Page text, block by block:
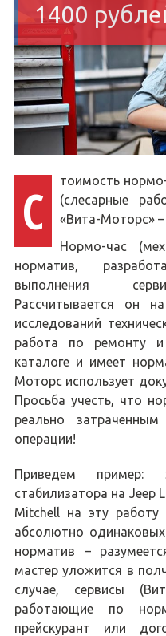
1400
С
тоимость
(слесарные
«Вита-Моторс» –
Нормо-час
норматив,
выполнения
Рассчитывается он
исследований
работа по ремонту
каталоге и имеет
Моторс использует
Просьба учесть, что
реально
операции!
Приведем пример:
стабилизатора на Jeep
Mitchell на эту
абсолютно
норматив –
мастер уложится в
случае, сервисы
работающие по
прейскурант или